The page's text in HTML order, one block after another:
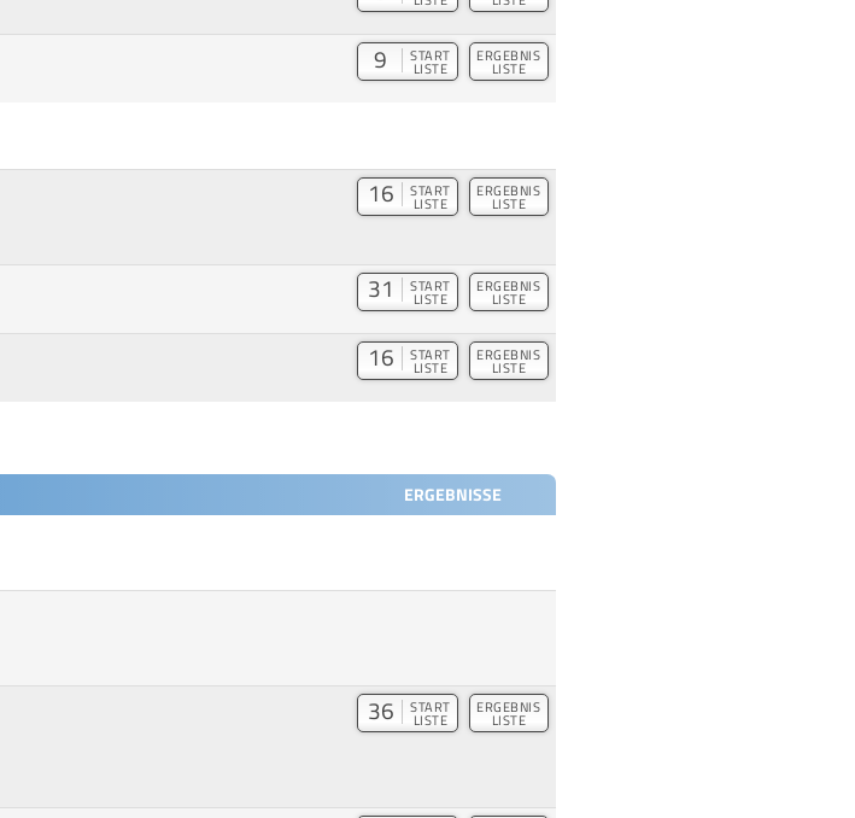
9 START
LISTE
ERGEBNIS
LISTE
16 START
LISTE
ERGEBNIS
LISTE
31 START
LISTE
ERGEBNIS
LISTE
16 START
LISTE
ERGEBNIS
LISTE
ERGEBNISSE
36 START
LISTE
ERGEBNIS
LISTE